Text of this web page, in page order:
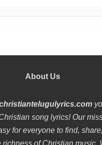
About Us
song lyrics! Our
for everyone to find,
richness of Christian music.